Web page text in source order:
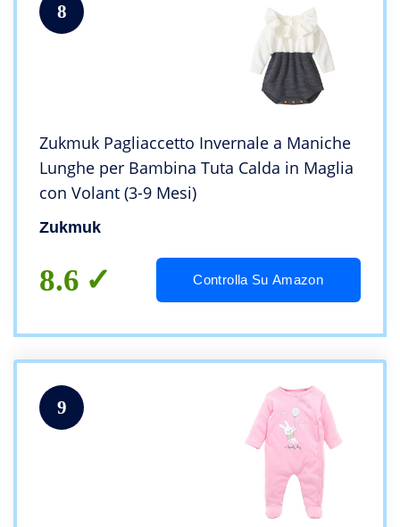
8
Zukmuk Pagliaccetto Invernale a Maniche
Lunghe per Bambina Tuta Calda in Maglia
con Volant (3-9 Mesi)
Zukmuk
8.6 Controlla Su Amazon
9